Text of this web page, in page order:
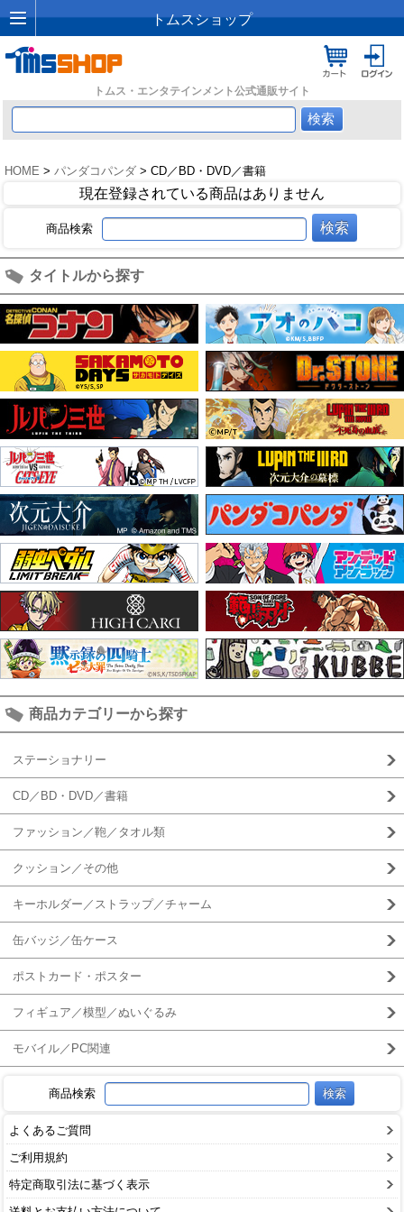
トムスショップ
トムス・エンタテインメント公式通販サイト
HOME > パンダコパンダ > CD／BD・DVD／書籍
現在登録されている商品はありません
商品検索
タイトルから探す
商品カテゴリーから探す
ステーショナリー
CD／BD・DVD／書籍
ファッション／鞄／タオル類
クッション／その他
キーホルダー／ストラップ／チャーム
缶バッジ／缶ケース
ポストカード・ポスター
フィギュア／模型／ぬいぐるみ
モバイル／PC関連
商品検索
よくあるご質問
ご利用規約
特定商取引法に基づく表示